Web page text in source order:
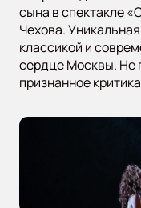
сына в спектакле
Чехова.
классикой и
сердце Москвы. Не
признанное